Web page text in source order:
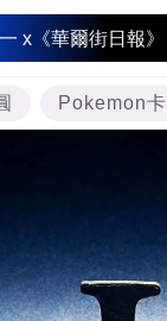
x《華爾街日報》
Pokemon卡